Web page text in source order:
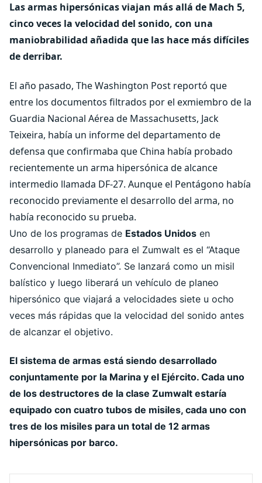
Las armas hipersónicas viajan más allá de Mach 5,
cinco veces la velocidad del sonido, con una
maniobrabilidad añadida que las hace más difíciles
de derribar.
El año pasado, The Washington Post reportó que
entre los documentos filtrados por el exmiembro de la
Guardia Nacional Aérea de Massachusetts, Jack
Teixeira, había un informe del departamento de
defensa que confirmaba que China había probado
recientemente un arma hipersónica de alcance
intermedio llamada DF-27. Aunque el Pentágono había
reconocido previamente el desarrollo del arma, no
había reconocido su prueba.
Uno de los programas de Estados Unidos en
desarrollo y planeado para el Zumwalt es el “Ataque
Convencional Inmediato”. Se lanzará como un misil
balístico y luego liberará un vehículo de planeo
hipersónico que viajará a velocidades siete u ocho
veces más rápidas que la velocidad del sonido antes
de alcanzar el objetivo.
El sistema de armas está siendo desarrollado
conjuntamente por la Marina y el Ejército. Cada uno
de los destructores de la clase Zumwalt estaría
equipado con cuatro tubos de misiles, cada uno con
tres de los misiles para un total de 12 armas
hipersónicas por barco.